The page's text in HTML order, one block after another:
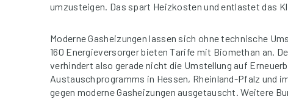
umzusteigen. Das spart Heizkosten und entlastet das
Moderne Gasheizungen lassen sich ohne technische
160 Energieversorger bieten Tarife mit Biomethan an.
verhindert also gerade nicht die Umstellung auf
Austauschprogramms in Hessen, Rheinland-Pfalz und
gegen moderne Gasheizungen ausgetauscht. Weitere